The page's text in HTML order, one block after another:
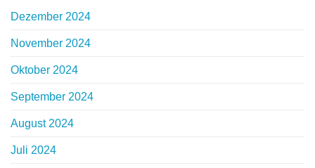
Dezember 2024
November 2024
Oktober 2024
September 2024
August 2024
Juli 2024